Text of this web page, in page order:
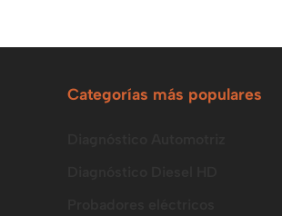
Categorías más populares